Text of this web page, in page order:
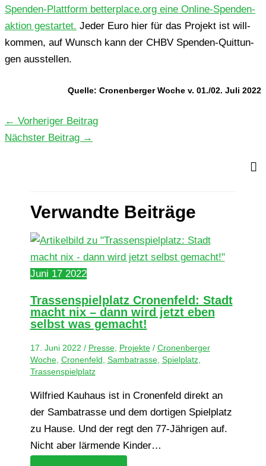
Spen­den-Platt­form betterplace.org eine Online-Spen­den­
ak­ti­on gestar­tet. Jeder Euro hier für das Pro­jekt ist will­
kom­men, auf Wunsch kann der CHBV Spen­den-Quit­tun­
gen ausstellen.
Quelle: Cro­nen­ber­ger Woche v. 01./02. Juli 2022
← Vorheriger Beitrag
Nächster Beitrag →
Verwandte Beiträge
Juni 17 2022
Tras­sen­spiel­platz Cro­nen­feld: Stadt
macht nix – dann wird jetzt eben
selbst was gemacht!
17. Juni 2022 / Presse, Projekte/ Cronenberger
Woche, Cronenfeld Sambatrasse, Spielplatz,
Trassenspielplatz
Wilfried Kauhaus ist in Cronenfeld direkt an
der Sambatrasse und dem dortigen Spielplatz
zu Hause. Und der regt den 77-Jährigen auf.
Nicht aber lärmende Kinder…